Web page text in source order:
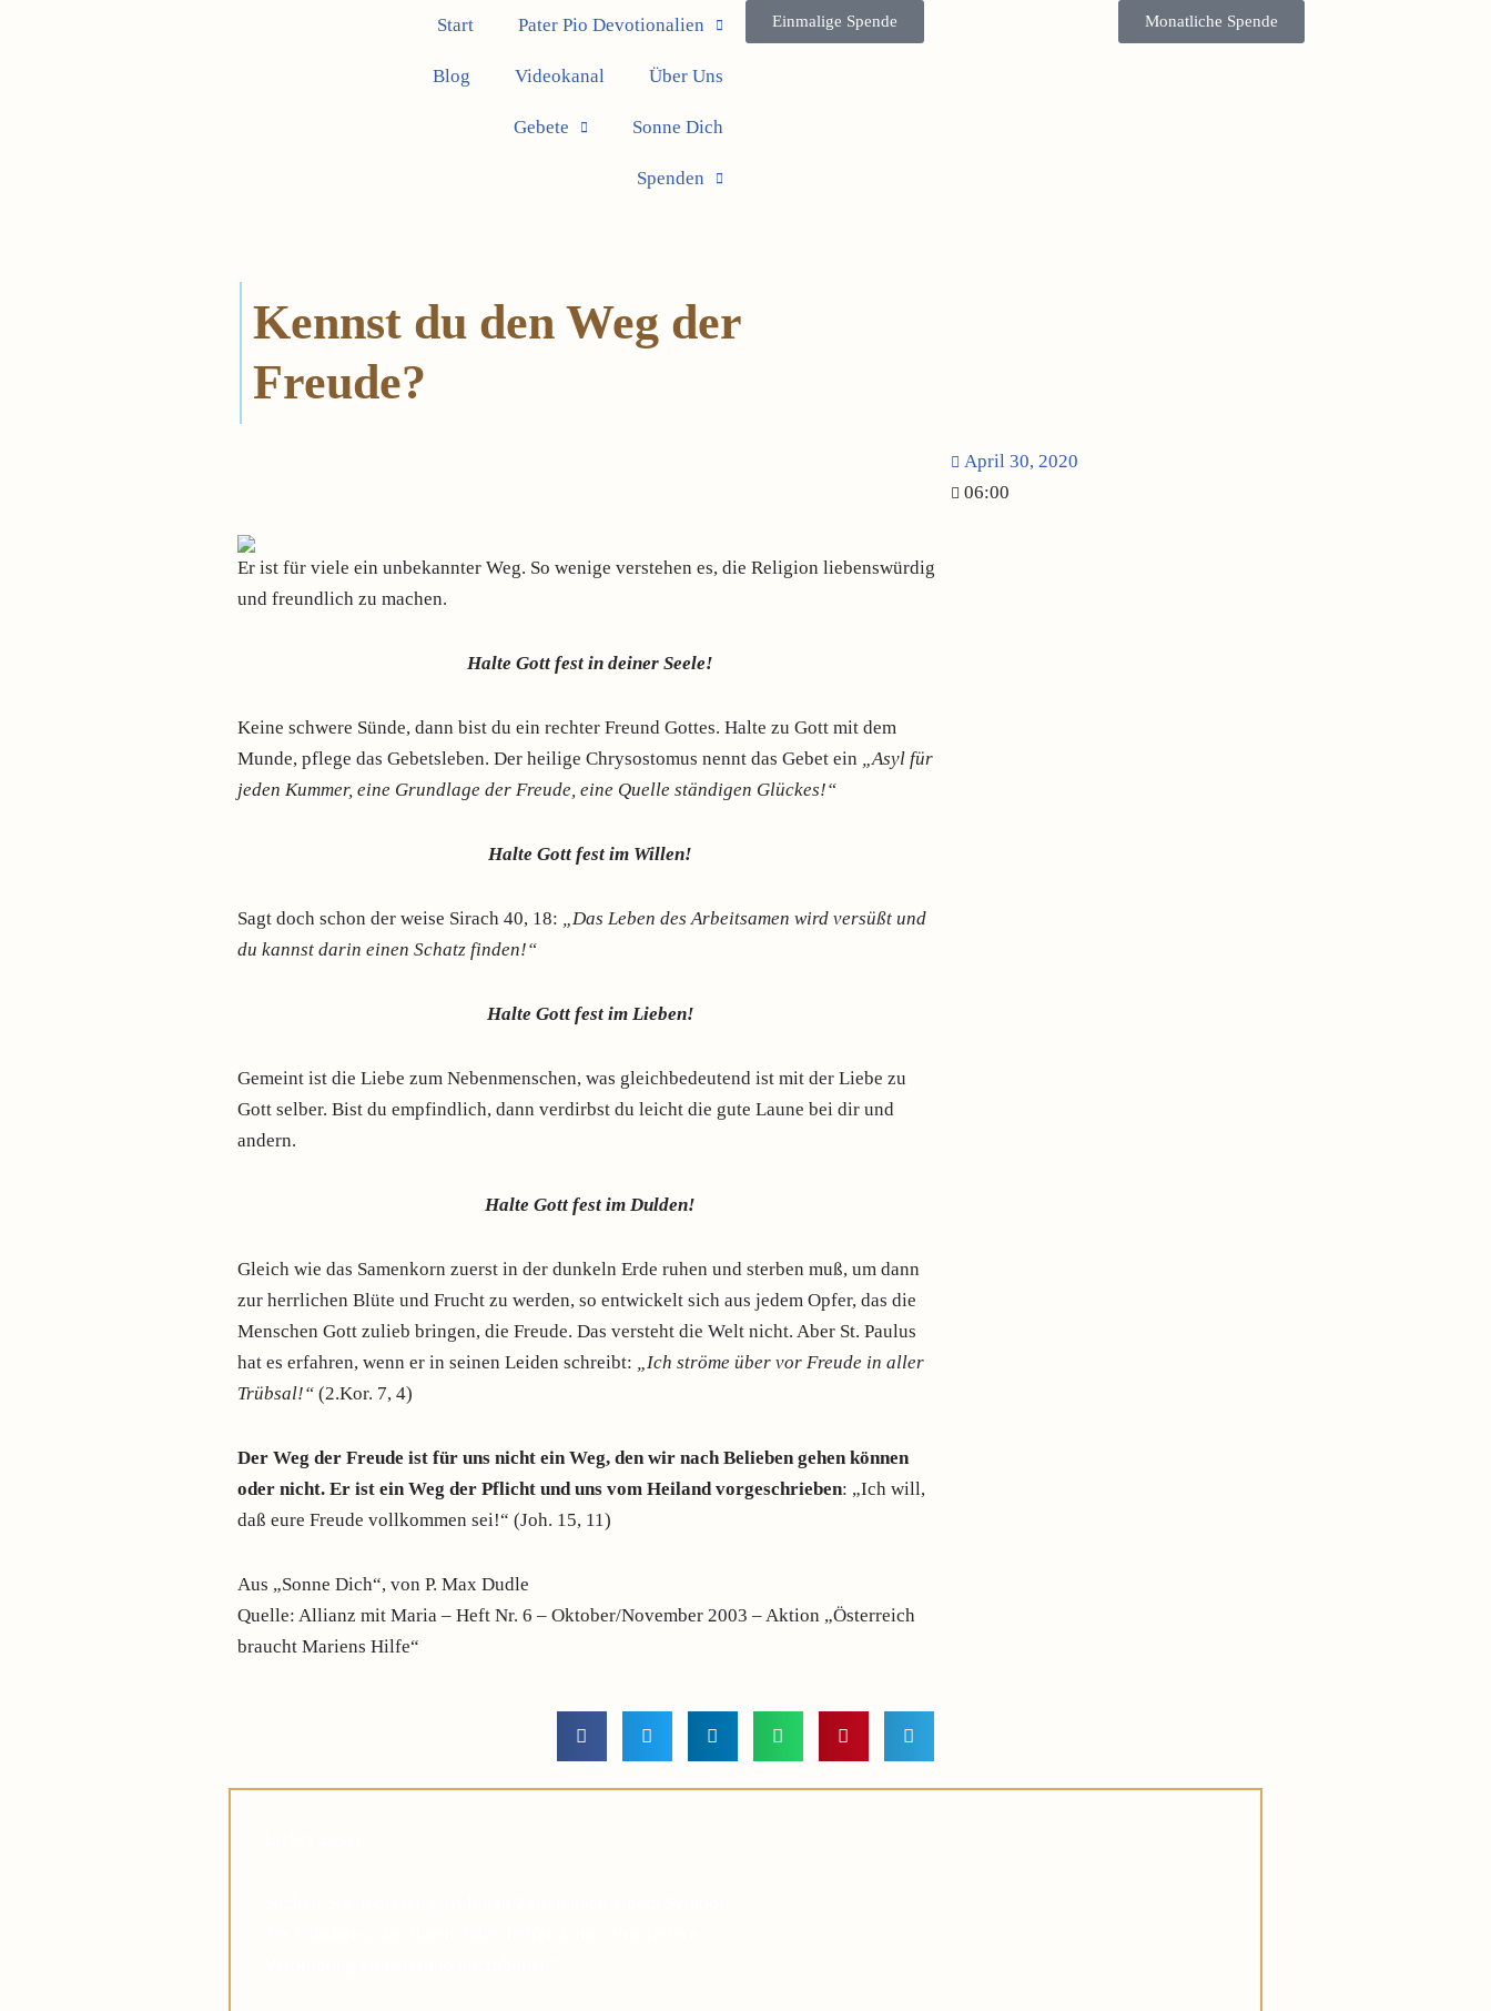
Start Pater Pio Devotionalien
Blog Videokanal Über Uns
Gebete Sonne Dich
Spenden
Einmalige Spende Monatliche Spende
Kennst du den Weg der
Freude?
April 30, 2020
06:00
Er ist für viele ein unbekannter Weg. So wenige verstehen es, die Religion liebenswürdig
und freundlich zu machen.
Halte Gott fest in deiner Seele!
Keine schwere Sünde, dann bist du ein rechter Freund Gottes. Halte zu Gott mit dem
Munde, pflege das Gebetsleben. Der heilige Chrysostomus nennt das Gebet ein „Asyl für
jeden Kummer, eine Grundlage der Freude, eine Quelle ständigen Glückes!“
Halte Gott fest im Willen!
Sagt doch schon der weise Sirach 40, 18: „Das Leben des Arbeitsamen wird versüßt und
du kannst darin einen Schatz finden!“
Halte Gott fest im Lieben!
Gemeint ist die Liebe zum Nebenmenschen, was gleichbedeutend ist mit der Liebe zu
Gott selber. Bist du empfindlich, dann verdirbst du leicht die gute Laune bei dir und
andern.
Halte Gott fest im Dulden!
Gleich wie das Samenkorn zuerst in der dunkeln Erde ruhen und sterben muß, um dann
zur herrlichen Blüte und Frucht zu werden, so entwickelt sich aus jedem Opfer, das die
Menschen Gott zulieb bringen, die Freude. Das versteht die Welt nicht. Aber St. Paulus
hat es erfahren, wenn er in seinen Leiden schreibt: „Ich ströme über vor Freude in aller
Trübsal!“ (2.Kor. 7, 4)
Der Weg der Freude ist für uns nicht ein Weg, den wir nach Belieben gehen können
oder nicht. Er ist ein Weg der Pflicht und uns vom Heiland vorgeschrieben: „Ich will,
daß eure Freude vollkommen sei!“ (Joh. 15, 11)
Aus „Sonne Dich“, von P. Max Dudle
Quelle: Allianz mit Maria – Heft Nr. 6 – Oktober/November 2003 – Aktion „Österreich
braucht Mariens Hilfe“